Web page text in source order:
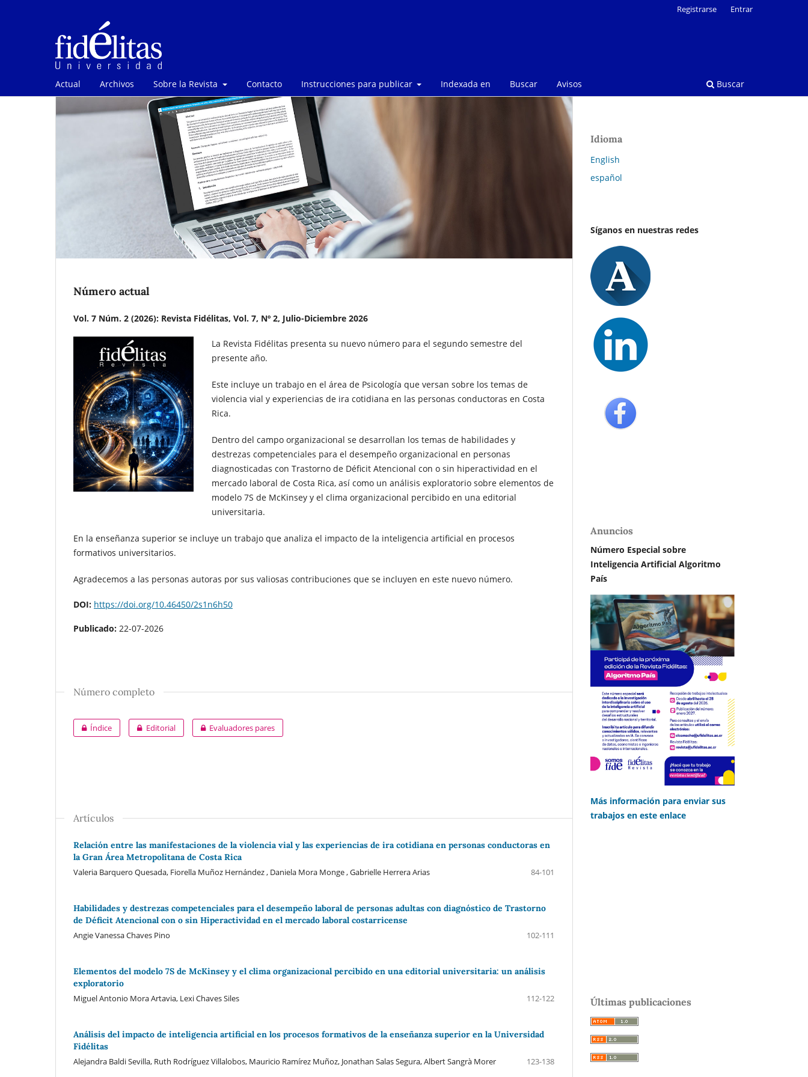
Actual Archivos Sobre la Revista Contacto Instrucciones para publicar Indexada en Buscar Avisos Buscar
Registrarse Entrar
Número actual
Vol. 7 Núm. 2 (2026): Revista Fidélitas, Vol. 7, Nº 2, Julio-Diciembre 2026
La Revista Fidélitas presenta su nuevo número para el segundo semestre del
presente año.
Este incluye un trabajo en el área de Psicología que versan sobre los temas de
violencia vial y experiencias de ira cotidiana en las personas conductoras en Costa
Rica.
Dentro del campo organizacional se desarrollan los temas de habilidades y
destrezas competenciales para el desempeño organizacional en personas
diagnosticadas con Trastorno de Déficit Atencional con o sin hiperactividad en el
mercado laboral de Costa Rica, así como un análisis exploratorio sobre elementos de
modelo 7S de McKinsey y el clima organizacional percibido en una editorial
universitaria.
En la enseñanza superior se incluye un trabajo que analiza el impacto de la inteligencia artificial en procesos
formativos universitarios.
Agradecemos a las personas autoras por sus valiosas contribuciones que se incluyen en este nuevo número.
DOI: https://doi.org/10.46450/2s1n6h50
Publicado: 22-07-2026
Número completo
Índice Editorial Evaluadores pares
Artículos
Relación entre las manifestaciones de la violencia vial y las experiencias de ira cotidiana en personas conductoras en
la Gran Área Metropolitana de Costa Rica
Valeria Barquero Quesada, Fiorella Muñoz Hernández , Daniela Mora Monge , Gabrielle Herrera Arias
84-101
Habilidades y destrezas competenciales para el desempeño laboral de personas adultas con diagnóstico de Trastorno
de Déficit Atencional con o sin Hiperactividad en el mercado laboral costarricense
Angie Vanessa Chaves Pino
102-111
Elementos del modelo 7S de McKinsey y el clima organizacional percibido en una editorial universitaria: un análisis
exploratorio
Miguel Antonio Mora Artavia, Lexi Chaves Siles
112-122
Análisis del impacto de inteligencia artificial en los procesos formativos de la enseñanza superior en la Universidad
Fidélitas
Alejandra Baldi Sevilla, Ruth Rodríguez Villalobos, Mauricio Ramírez Muñoz, Jonathan Salas Segura, Albert Sangrà Morer
123-138
Idioma
English
español
Síganos en nuestras redes
Anuncios
Número Especial sobre
Inteligencia Artificial Algoritmo
País
Más información para enviar sus
trabajos en este enlace
Últimas publicaciones